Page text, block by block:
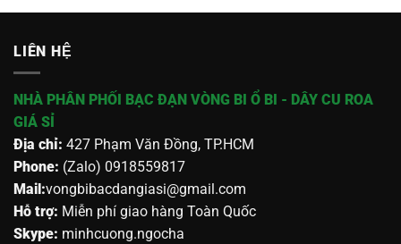
LIÊN HỆ
NHÀ PHÂN PHỐI BẠC ĐẠN VÒNG BI Ổ BI - DÂY CU ROA
GIÁ SỈ
Địa chỉ: 427 Phạm Văn Đồng, TP.HCM
Phone: (Zalo) 0918559817
Mail:vongbibacdangiasi@gmail.com
Hỗ trợ: Miễn phí giao hàng Toàn Quốc
Skype: minhcuong.ngocha